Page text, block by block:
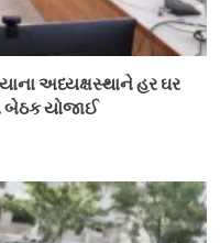
અધ્યક્ષસ્થાને હર ઘર
બેઠક યોજાઈ